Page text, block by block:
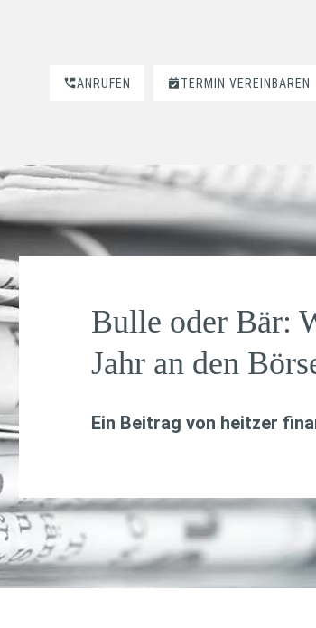
ANRUFEN TERMIN VEREINBAREN
Bulle oder Bär:
Jahr an den
Ein Beitrag von heitzer